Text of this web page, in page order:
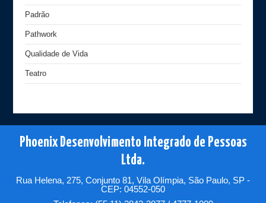
Padrão
Pathwork
Qualidade de Vida
Teatro
Phoenix Desenvolvimento Integrado de Pessoas
Ltda.
Rua Helena, 275, Conjunto 81, Vila Olímpia, São Paulo, SP -
CEP: 04552-050